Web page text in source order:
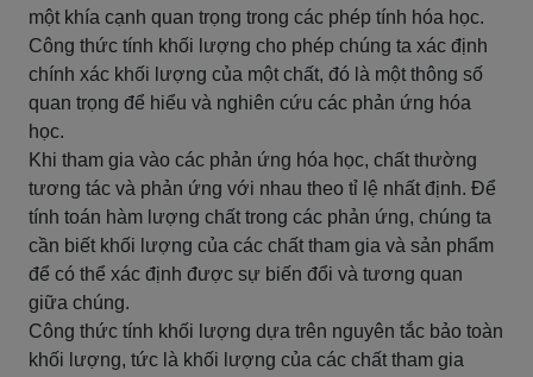
một khía cạnh quan trọng trong các phép tính hóa học.
Công thức tính khối lượng cho phép chúng ta xác định
chính xác khối lượng của một chất, đó là một thông số
quan trọng để hiểu và nghiên cứu các phản ứng hóa
học.
Khi tham gia vào các phản ứng hóa học, chất thường
tương tác và phản ứng với nhau theo tỉ lệ nhất định. Để
tính toán hàm lượng chất trong các phản ứng, chúng ta
cần biết khối lượng của các chất tham gia và sản phẩm
để có thể xác định được sự biến đổi và tương quan
giữa chúng.
Công thức tính khối lượng dựa trên nguyên tắc bảo toàn
khối lượng, tức là khối lượng của các chất tham gia